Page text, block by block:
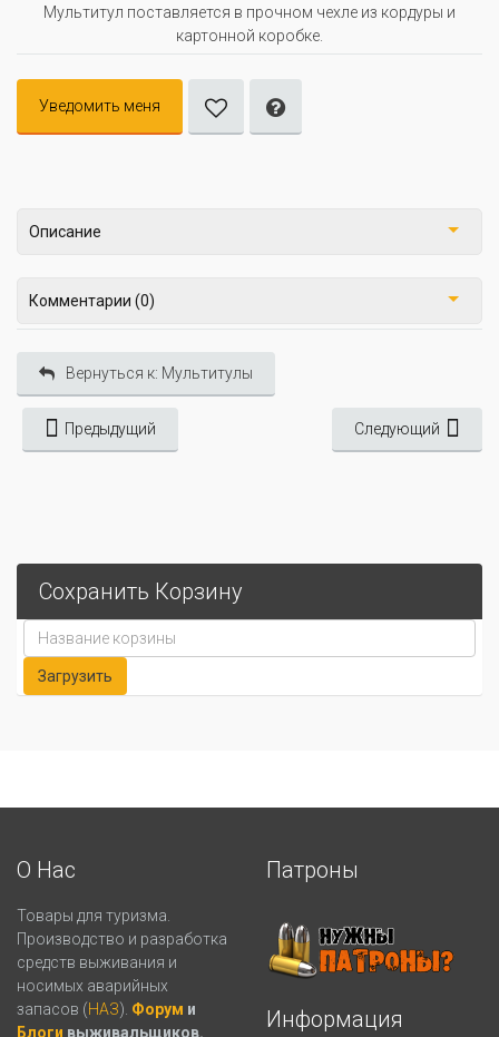
Мультитул поставляется в прочном чехле из кордуры и
картонной коробке.
Уведомить меня
Описание
Комментарии (0)
Вернуться к: Мультитулы
Предыдущий Следующий
Сохранить Корзину
О Нас
Товары для туризма.
Производство и разработка
средств выживания и
носимых аварийных
запасов (НАЗ). Форум и
Блоги выживальщиков.
Патроны
Информация